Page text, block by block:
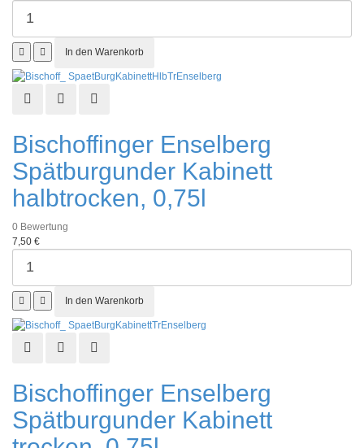
SchnellansichtZur Wunschliste hinzufügen
Bischoffinger Enselberg
Spätburgunder Kabinett
halbtrocken, 0,75l
0 Bewertung
7,50 €
SchnellansichtZur Wunschliste hinzufügen
Bischoffinger Enselberg
Spätburgunder Kabinett